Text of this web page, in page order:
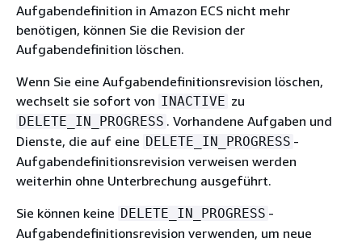
Aufgabendefinition in Amazon ECS nicht mehr
benötigen, können Sie die Revision der
Aufgabendefinition löschen.
Wenn Sie eine Aufgabendefinitionsrevision löschen,
wechselt sie sofort von INACTIVE zu
DELETE_IN_PROGRESS . Vorhandene Aufgaben und
Dienste, die auf eine DELETE_IN_PROGRESS -
Aufgabendefinitionsrevision verweisen werden
weiterhin ohne Unterbrechung ausgeführt.
Sie können keine DELETE_IN_PROGRESS -
Aufgabendefinitionsrevision verwenden, um neue